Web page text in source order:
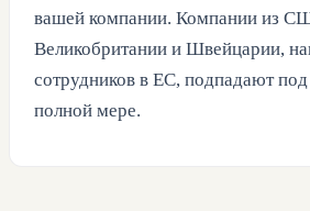
вашей компании. Компании из
Великобритании и Швейцарии,
сотрудников в ЕС, подпадают под
полной мере.